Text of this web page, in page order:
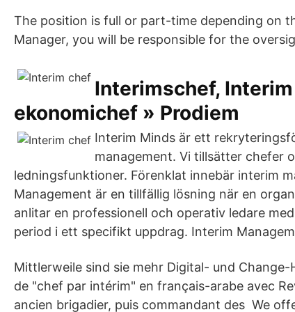
The position is full or part-time depending on
Manager, you will be responsible for the
Interimschef,
ekonomichef » Prodiem
Interim Minds är ett
management. Vi tillsätter chefer
ledningsfunktioner. Förenklat innebär interim
Management är en tillfällig lösning när en
anlitar en professionell och operativ ledare
period i ett specifikt uppdrag. Interim
Mittlerweile sind sie mehr Digital- und
de "chef par intérim" en français-arabe avec
ancien brigadier, puis commandant des We